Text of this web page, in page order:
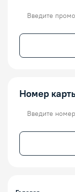
Номер